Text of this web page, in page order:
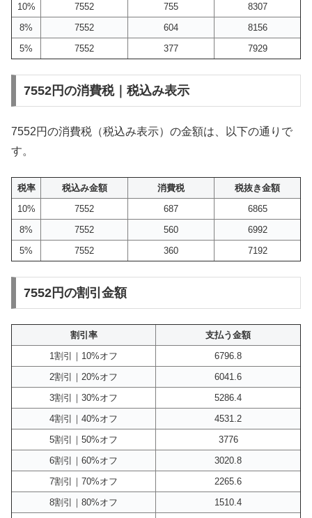
10%
7552 755
8307
8%
7552 604
8156
5%
7552 377 7929
7552円の消費税｜税込み表示
7552円の消費税（税込み表示）の金額は、以下の通りで
す。
税率 税込み金額 消費税
税抜き金額
10%
7552 687
6865
8%
7552 560
6992
5%
7552 360 7192
7552円の割引金額
割引率
支払う金額
1割引｜10%オフ
6796.8
2割引｜20%オフ
6041.6
3割引｜30%オフ
5286.4
4割引｜40%オフ
4531.2
5割引｜50%オフ
3776
6割引｜60%オフ
3020.8
7割引｜70%オフ
2265.6
8割引｜80%オフ
1510.4